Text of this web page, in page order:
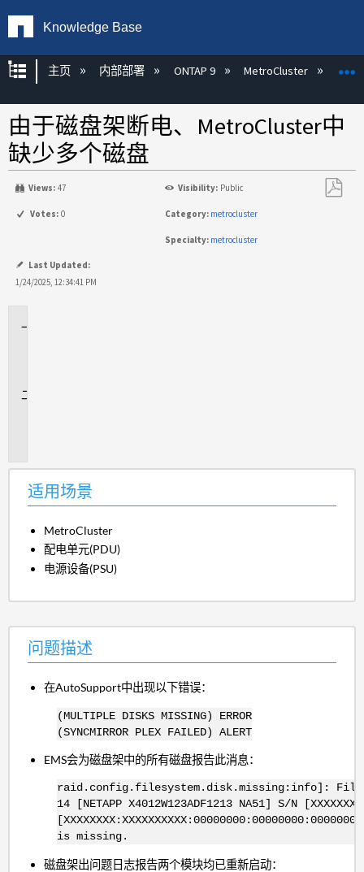
Knowledge Base
扩展/隐缩全局层次
主页 内部部署 ONTAP 9 MetroCluster
由于磁盘架断电、MetroCluster中
缺少多个磁盘
Views: 47 Visibility: Public
Votes: 0 Category: metrocluster
Specialty: metrocluster
Last Updated:
1/24/2025, 12:34:41 PM
适用场景
MetroCluster
配电单元(PDU)
电源设备(PSU)
问题描述
在AutoSupport中出现以下错误：
(MULTIPLE DISKS MISSING) ERROR
(SYNCMIRROR PLEX FAILED) ALERT
EMS会为磁盘架中的所有磁盘报告此消息：
raid.config.filesystem.disk.missing:info]: File
14 [NETAPP X4012W123ADF1213 NA51] S/N
is missing.
磁盘架出问题日志报告两个模块均已重新启动：